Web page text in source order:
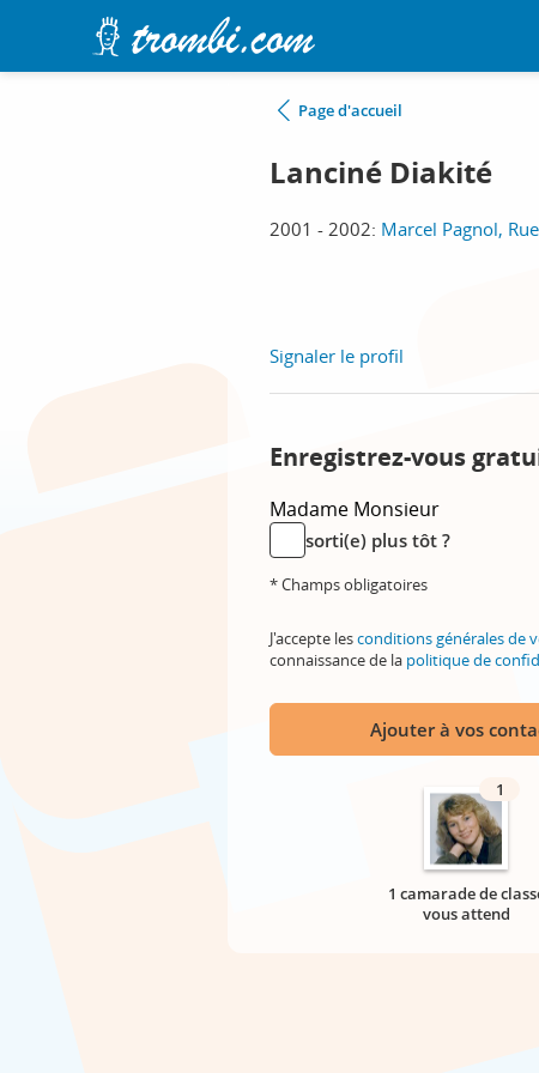
Page d'accueil
Lanciné Diakité
2001 - 2002: Marcel Pagnol,
Signaler le profil
Enregistrez-vous
Madame Monsieur
sorti(e) plus tôt ?
* Champs obligatoires
J'accepte lesconditions générales de
connaissance de la politique de
Ajouter à vos
1
1 camarade de
vous attend